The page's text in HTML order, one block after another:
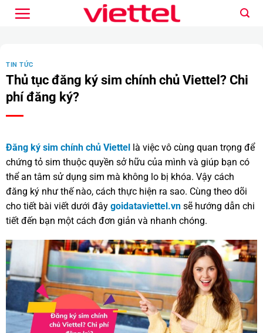
qua
TIN TỨC
Thủ tục đăng ký sim chính chủ Viettel? Chi
phí đăng ký?
Đăng ký sim chính chủ Viettel là việc vô cùng quan trọng để
chứng tỏ sim thuộc quyền sở hữu của mình và giúp bạn có
thể an tâm sử dụng sim mà không lo bị khóa. Vậy cách
đăng ký như thế nào, cách thực hiện ra sao. Cùng theo dõi
cho tiết bài viết dưới đây goidataviettel.vn sẽ hướng dẫn chi
tiết đến bạn một cách đơn giản và nhanh chóng.